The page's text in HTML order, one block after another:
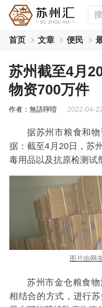
首页 文章 便民
苏州截至4月
物资700万件
作者：無語聹噎 2022-04-
据苏州市粮食和
据：截至4月20日，苏
毒用品以及抗原检测试
图片由网
苏州市金仓粮食
相结合的方式，进行